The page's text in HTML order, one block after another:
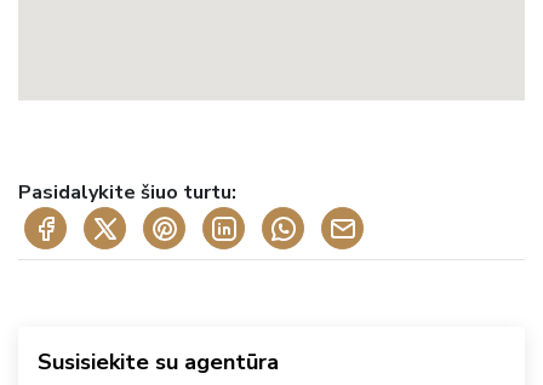
Pasidalykite šiuo turtu:
Susisiekite su agentūra